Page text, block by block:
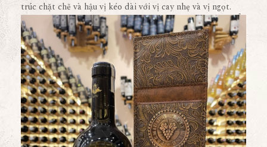
trúc chặt chẽ và hậu vị kéo dài với vị cay nhẹ và vị ngọt.